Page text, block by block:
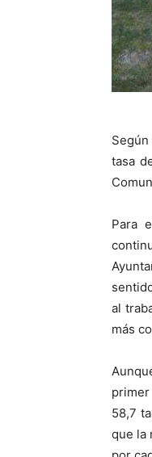
tasa
Para
al
más
58,7
que la